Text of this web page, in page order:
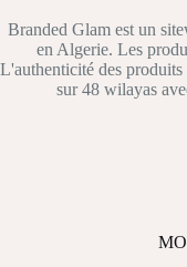
Branded Glam est un
en Algerie. Les
L'authenticité des produits
sur 48 wilayas